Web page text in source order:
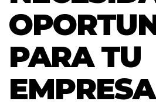
PARA TU
EMPRESA